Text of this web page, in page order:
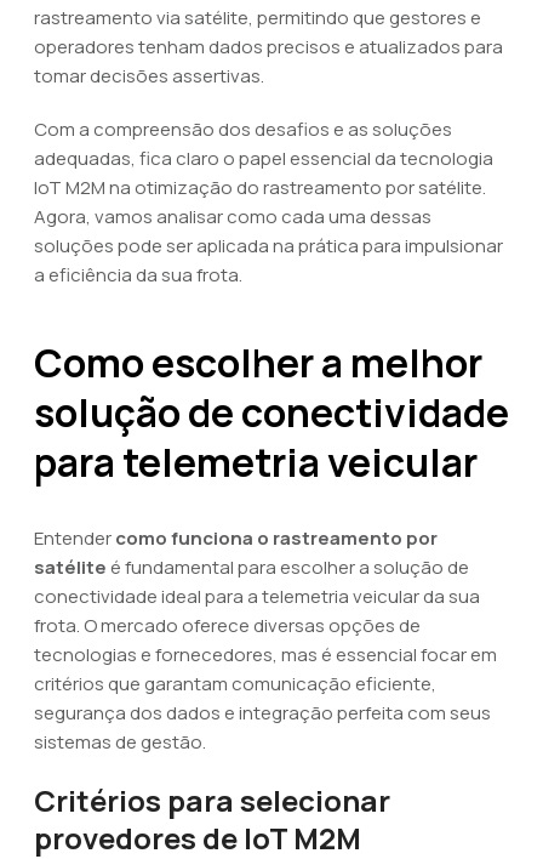
rastreamento via satélite, permitindo que gestores e
operadores tenham dados precisos e atualizados para
tomar decisões assertivas.
Com a compreensão dos desafios e as soluções
adequadas, fica claro o papel essencial da tecnologia
IoT M2M na otimização do rastreamento por satélite.
Agora, vamos analisar como cada uma dessas
soluções pode ser aplicada na prática para impulsionar
a eficiência da sua frota.
Como escolher a melhor
solução de conectividade
para telemetria veicular
Entendercomo funciona o rastreamento por
satélite é fundamental para escolher a solução de
conectividade ideal para a telemetria veicular da sua
frota. O mercado oferece diversas opções de
tecnologias e fornecedores, mas é essencial focar em
critérios que garantam comunicação eficiente,
segurança dos dados e integração perfeita com seus
sistemas de gestão.
Critérios para selecionar
provedores de IoT M2M